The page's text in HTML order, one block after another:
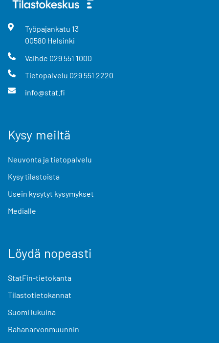
Työpajankatu 13
00580 Helsinki
Vaihde 029 551 1000
Tietopalvelu 029 551 2220
info@stat.fi
Kysy meiltä
Neuvonta ja tietopalvelu
Kysy tilastoista
Usein kysytyt kysymykset
Medialle
Löydä nopeasti
StatFin-tietokanta
Tilastotietokannat
Suomi lukuina
Rahanarvonmuunnin